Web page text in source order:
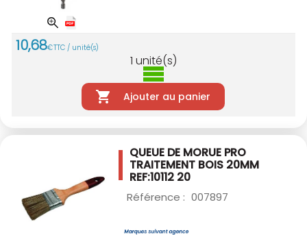
10,68€TTC / unité(s)
1 unité(s)
Ajouter au panier
QUEUE DE MORUE PRO
TRAITEMENT BOIS 20MM
REF:10112 20
Référence : 007897